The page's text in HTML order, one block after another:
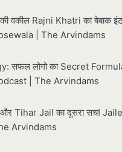
वकील Rajni Khatri का बेबाक
| The Arvindams
सफल लोगो का Secret
| The Arvindams
Tihar Jail का दूसरा सच!
Arvindams